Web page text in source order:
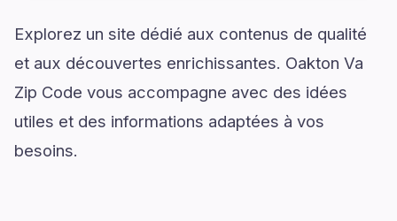
Explorez un site dédié aux contenus de qualité
et aux découvertes enrichissantes. Oakton Va
Zip Code vous accompagne avec des idées
utiles et des informations adaptées à vos
besoins.